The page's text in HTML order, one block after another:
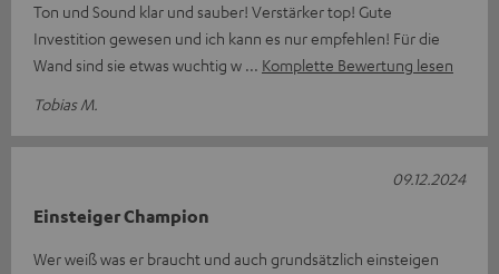
Ton und Sound klar und sauber! Verstärker top! Gute
Investition gewesen und ich kann es nur empfehlen! Für die
Wand sind sie etwas wuchtig w
Komplette Bewertung lesen
Tobias M.
Einsteiger Champion
Wer weiß was er braucht und auch grundsätzlich einsteigen
09.12.2024